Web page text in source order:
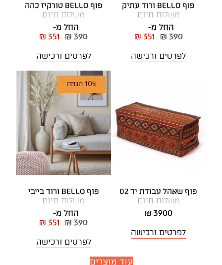
פוף BELLO ורוד עתיק
משלוח חינם
החל מ-
₪ 390
₪ 351
לפרטים ורכישה
פוף BELLO טורקיז כהה
משלוח חינם
החל מ-
₪ 390
₪ 351
לפרטים ורכישה
פוף שאהל עבודת יד 02
משלוח חינם
3900 ₪
לפרטים ורכישה
10% הנחה
פוף BELLO ורוד בייבי
משלוח חינם
החל מ-
₪ 390
₪ 351
לפרטים ורכישה
עוד מוצרים